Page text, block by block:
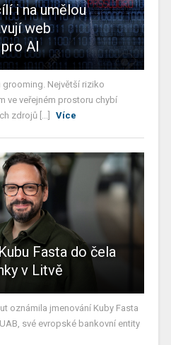
i na umělou
web
AI
grooming. Největší riziko
ve veřejném prostoru chybí
zdrojů [...]
Více
Fasta do čela
v Litvě
oznámila jmenování Kuby Fasta
své evropské bankovní entity